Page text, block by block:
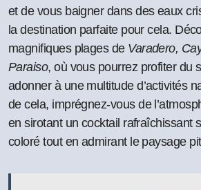
et de vous baigner dans des eaux
la destination parfaite pour cela.
magnifiques plages de Varadero,
Paraiso, où vous pourrez profiter du
adonner à une multitude d’activités
de cela, imprégnez-vous de
en sirotant un cocktail rafraîchissant
coloré tout en admirant le paysage